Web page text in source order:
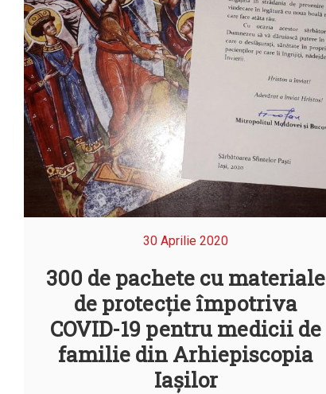
30 Aprilie 2020
300 de pachete cu materiale
de protecție împotriva
COVID-19 pentru medicii de
familie din Arhiepiscopia
Iașilor